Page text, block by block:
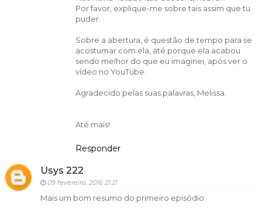
Por favor, explique-me sobre tais assim que tu
puder.
Sobre a abertura, é questão de tempo para se
acostumar com ela, até porque ela acabou
sendo melhor do que eu imaginei, após ver o
vídeo no YouTube.
Agradecido pelas suas palavras, Melissa.
Até mais!
Responder
Usys 222
09 fevereiro, 2016 21:21
Mais um bom resumo do primeiro episódio.